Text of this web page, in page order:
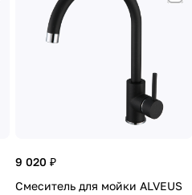
9 020 ₽
Смеситель для мойки ALVEUS